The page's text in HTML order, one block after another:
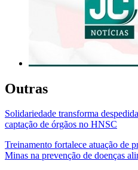
Outras
Solidariedade transforma
captação de órgãos no HNSC
Treinamento fortalece atuação de
Minas na prevenção de doenças